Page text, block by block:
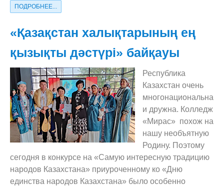
ПОДРОБНЕЕ...
«Қазақстан халықтарының ең
қызықты дәстүрі» байқауы
Республика
Казахстан очень
многонациональна
и дружна. Колледж
«Мирас» похож на
нашу необъятную
Родину. Поэтому
сегодня в конкурсе на «Самую интересную традицию
народов Казахстана» приуроченному ко «Дню
единства народов Казахстана» было особенно